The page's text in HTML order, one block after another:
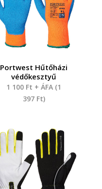
Portwest Hűtőházi
védőkesztyű
1 100 Ft + ÁFA (1
397 Ft)